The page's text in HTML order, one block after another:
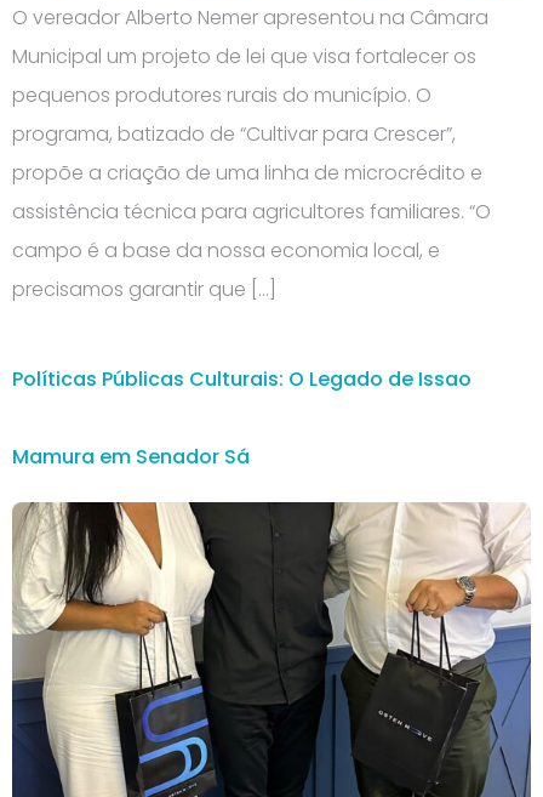
O vereador Alberto Nemer apresentou na Câmara
Municipal um projeto de lei que visa fortalecer os
pequenos produtores rurais do município. O
programa, batizado de “Cultivar para Crescer”,
propõe a criação de uma linha de microcrédito e
assistência técnica para agricultores familiares. “O
campo é a base da nossa economia local, e
precisamos garantir que […]
Políticas Públicas Culturais: O Legado de Issao
Mamura em Senador Sá